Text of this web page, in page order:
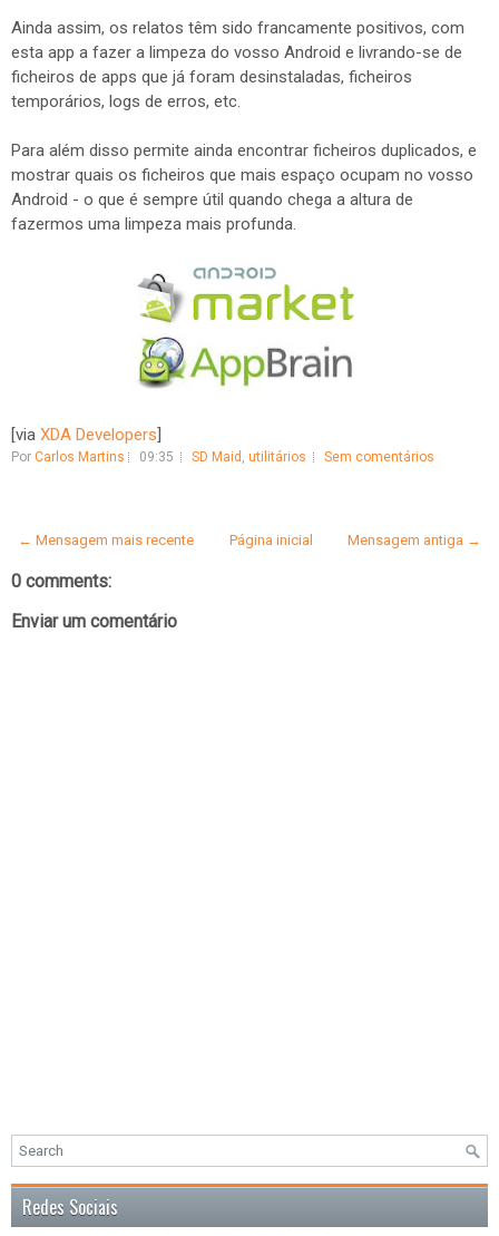
Ainda assim, os relatos têm sido francamente positivos, com
esta app a fazer a limpeza do vosso Android e livrando-se de
ficheiros de apps que já foram desinstaladas, ficheiros
temporários, logs de erros, etc.
Para além disso permite ainda encontrar ficheiros duplicados, e
mostrar quais os ficheiros que mais espaço ocupam no vosso
Android - o que é sempre útil quando chega a altura de
fazermos uma limpeza mais profunda.
[via XDA Developers]
Por Carlos Martins 09:35 SD Maid , utilitários Sem comentários
← Mensagem mais recente Mensagem antiga →
Página inicial
0 comments:
Enviar um comentário
Redes Sociais